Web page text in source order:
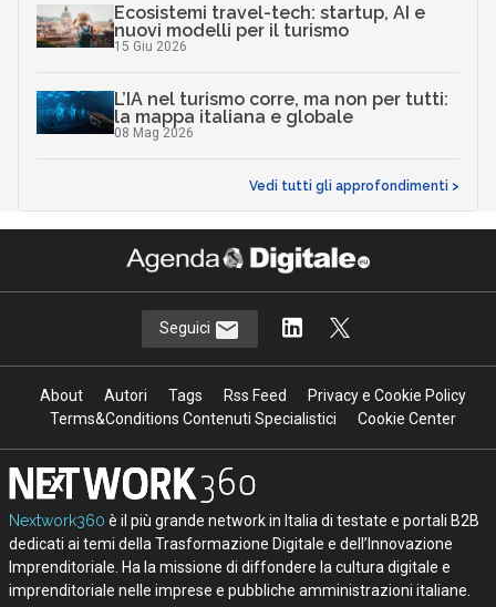
Ecosistemi travel-tech: startup, AI e
nuovi modelli per il turismo
15 Giu 2026
L’IA nel turismo corre, ma non per tutti:
la mappa italiana e globale
08 Mag 2026
Vedi tutti gli approfondimenti >
Seguici
About Autori Tags Rss Feed
Privacy e Cookie Policy
Terms&Conditions Contenuti Specialistici
Cookie Center
Nextwork360 è il più grande network in Italia di testate e portali B2B
dedicati ai temi della Trasformazione Digitale e dell’Innovazione
Imprenditoriale. Ha la missione di diffondere la cultura digitale e
imprenditoriale nelle imprese e pubbliche amministrazioni italiane.